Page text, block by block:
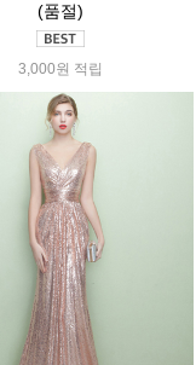
(품절)
3,000원 적립